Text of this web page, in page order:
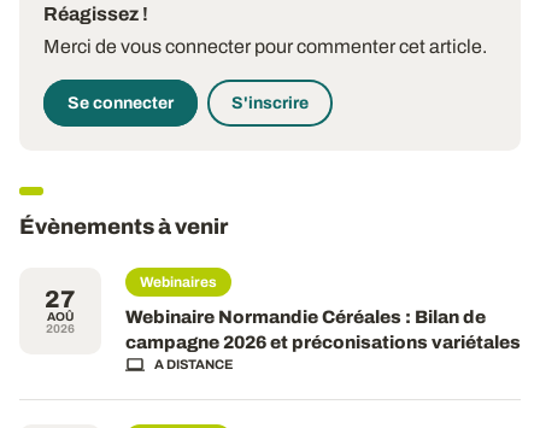
Réagissez !
Merci de vous connecter pour commenter cet article.
Se connecter S'inscrire
Évènements à venir
27
AOÛ
2026
Webinaires
Webinaire Normandie Céréales : Bilan de
campagne 2026 et préconisations variétales
A DISTANCE